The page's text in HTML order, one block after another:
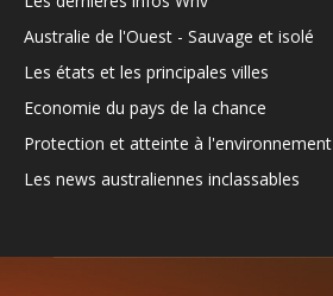
Australie de l'Ouest - Sauvage et isolé
Les états et les principales villes
Economie du pays de la chance
Protection et atteinte à l'environnement
Les news australiennes inclassables